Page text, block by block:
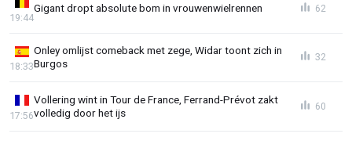
Gigant dropt absolute bom in vrouwenwielrennen
19:44
62
Onley omlijst comeback met zege, Widar toont zich in
Burgos
18:33
32
Vollering wint in Tour de France, Ferrand-Prévot zakt
volledig door het ijs
17:56
60